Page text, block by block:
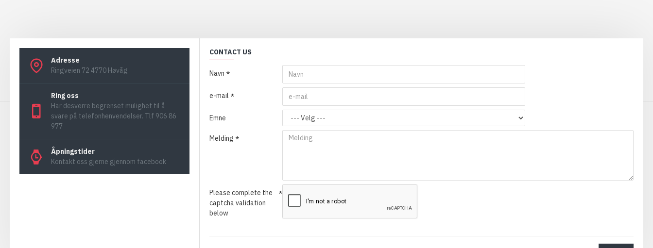
Adresse
Ringveien 72 4770 Høvåg
Ring oss
Har desverre begrenset mulighet til å
svare på telefonhenvendelser. Tlf 906 86
977
Åpningstider
Kontakt oss gjerne gjennom facebook
CONTACT US
Navn
e-mail
Emne
Melding
Please complete the
captcha validation
below